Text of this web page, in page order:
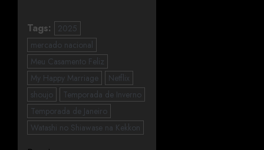
Tags:
2025
mercado nacional
Meu Casamento Feliz
My Happy Marriage
Netflix
shoujo
Temporada de Inverno
Temporada de Janeiro
Watashi no Shiawase na Kekkon